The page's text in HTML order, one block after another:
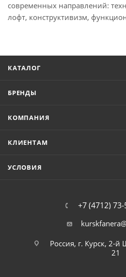
современных направлений:
лофт, конструктивизм,
КАТАЛОГ
БРЕНДЫ
КОМПАНИЯ
КЛИЕНТАМ
УСЛОВИЯ
+7 (4712)
Россия, г. Курск, 2-
21